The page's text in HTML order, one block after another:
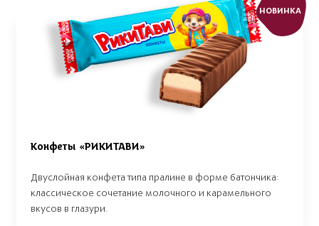
НОВИНКА
Конфеты «РИКИТАВИ»
Двуслойная конфета типа пралине в форме батончика:
классическое сочетание молочного и карамельного
вкусов в глазури.